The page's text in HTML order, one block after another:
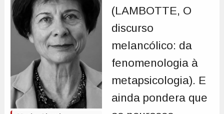
(LAMBOTTE, O
discurso
melancólico: da
fenomenologia à
metapsicologia). E
ainda pondera que